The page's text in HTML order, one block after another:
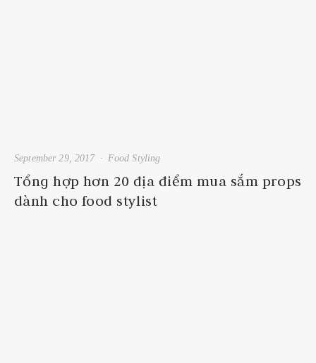
Tổng hợp hơn 20 địa điểm mua sắm props
dành cho food stylist
Food Styling
September 29, 2017